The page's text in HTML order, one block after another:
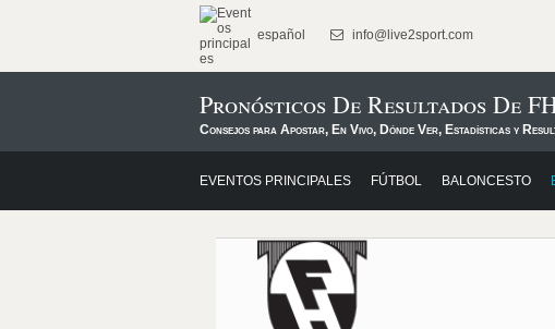
español info@live2sport.com
Pronósticos De Resultados De
Consejos para Apostar, En Vivo, Dónde Ver, Estadísticas y
EVENTOS PRINCIPALES FÚTBOL BALONCESTO